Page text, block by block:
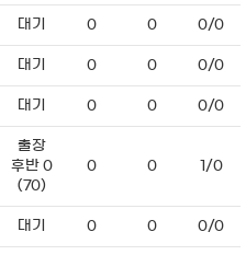
대기 0 0 0/0
대기 0 0 0/0
대기 0 0 0/0
출장
후반 0
(70)
0 0 1/0
대기 0 0 0/0